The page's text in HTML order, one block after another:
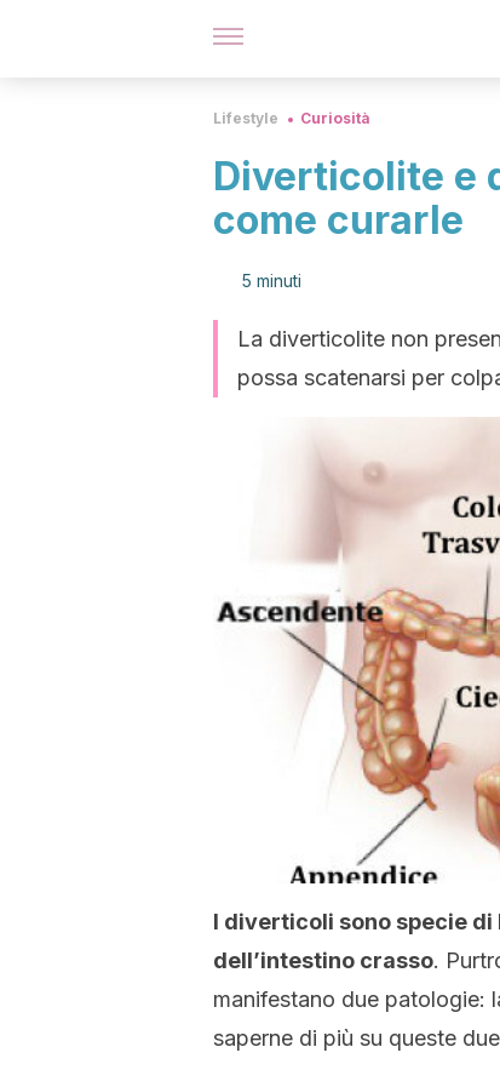
Lifestyle Curiosità
Diverticolite e
come curarle
5 minuti
La diverticolite non
possa scatenarsi per
I diverticoli sono specie
dell’intestino crasso.
manifestano due patologie:
saperne di più su queste